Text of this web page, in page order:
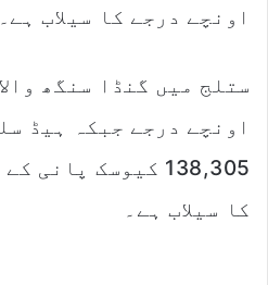
اونچے درجے کا سیلاب ہے۔
ستلج میں گنڈا سنگھ
اونچے درجے جبکہ ہیڈ
138,305 کیوسک
کا سیلاب ہے۔